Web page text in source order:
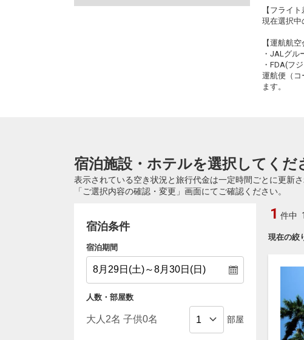
【フライト
現在選択中
【運航航空
・JALグル
・FDA(フ
運航便（コ
ます。
宿泊施設・ホテルを選択してくだ
表示されている空き状況と旅行代金は一定時間ごとに更新
「ご選択内容の確認・変更」画面にてご確認ください。
宿泊条件
宿泊期間
人数・部屋数
部屋
現在の絞
1 件中